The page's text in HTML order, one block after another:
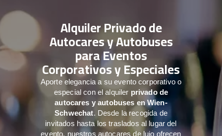
Alquiler Privado de
Autocares y Autobuses
para Eventos
Corporativos y Especiales
Aporte elegancia a su evento corporativo o
especial con el alquiler privado de
autocares y autobuses en Wien-
Schwechat. Desde la recogida de
invitados hasta los traslados al lugar del
evento, nuestros autocares de lujo ofrecen